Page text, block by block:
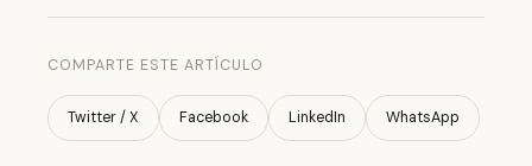
COMPARTE ESTE ARTÍCULO
Twitter / X Facebook LinkedIn WhatsApp